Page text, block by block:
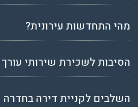
מהי התחדשות עירונית?
הסיבות לשכירת שירותי
השלבים לקניית דירה בחדרה